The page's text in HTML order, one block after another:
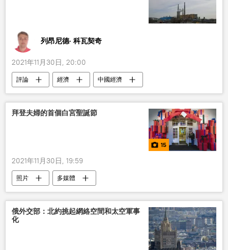
列昂尼德· 科瓦契奇
2021年11月30日, 20:00
評論 經濟 中國經濟
拜登夫婦的首個白宮聖誕節
15
2021年11月30日, 19:59
照片 多媒體
俄外交部：北約挑起網絡空間和太空軍事
化